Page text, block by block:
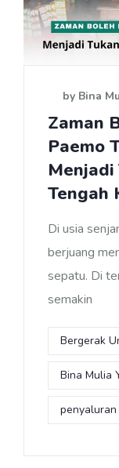
by Bina
Zaman
Paemo
Menjadi
Tengah
Di usia
berjuang
sepatu. Di
semakin
Bergerak
Bina Mulia
penyaluran